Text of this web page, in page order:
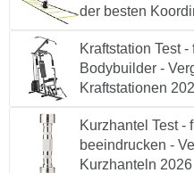
der besten
Kraftstation Test
Bodybuilder -
Kraftstationen
Kurzhantel Test -
beeindrucken -
Kurzhanteln 2026